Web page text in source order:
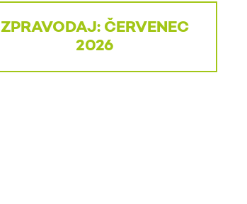
ZPRAVODAJ: ČERVENEC
2026